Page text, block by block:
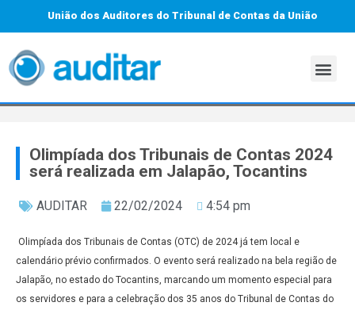
União dos Auditores do Tribunal de Contas da União
Olimpíada dos Tribunais de Contas 2024
será realizada em Jalapão, Tocantins
AUDITAR 22/02/2024 4:54 pm
Olimpíada dos Tribunais de Contas (OTC) de 2024 já tem local e
calendário prévio confirmados. O evento será realizado na bela região de
Jalapão, no estado do Tocantins, marcando um momento especial para
os servidores e para a celebração dos 35 anos do Tribunal de Contas do